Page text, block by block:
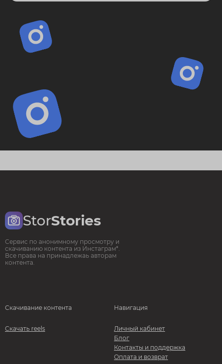
StorStories
Сервис по анонимному просмотру и
скачиванию контента из Инстаграм*.
Все права на принадлежаь авторам
контента.
Скачивание контента
Скачать reels
Навигация
Личный кабинет
Блог
Контакты и поддержка
Оплата и возврат